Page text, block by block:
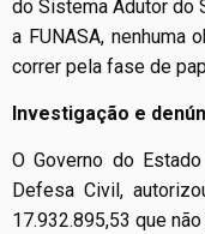
do Sistema Adutor do
a FUNASA, nenhuma
correr pela fase de
Investigação e
O Governo do
Defesa Civil,
17.932.895,53 que